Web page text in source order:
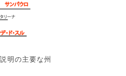
明の主要な州